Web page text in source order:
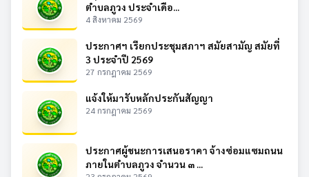
ตำบลภูวง ประจำเดือ...
4 สิงหาคม 2569
ประกาศฯ เรียกประชุมสภาฯ สมัยสามัญ สมัยที่
3 ประจำปี 2569
27 กรกฎาคม 2569
แจ้งให้มารับหลักประกันสัญญา
24 กรกฎาคม 2569
ประกาศผู้ชนะการเสนอราคา จ้างซ่อมแซมถนน
ภายในตำบลภูวง จำนวน ๓ ...